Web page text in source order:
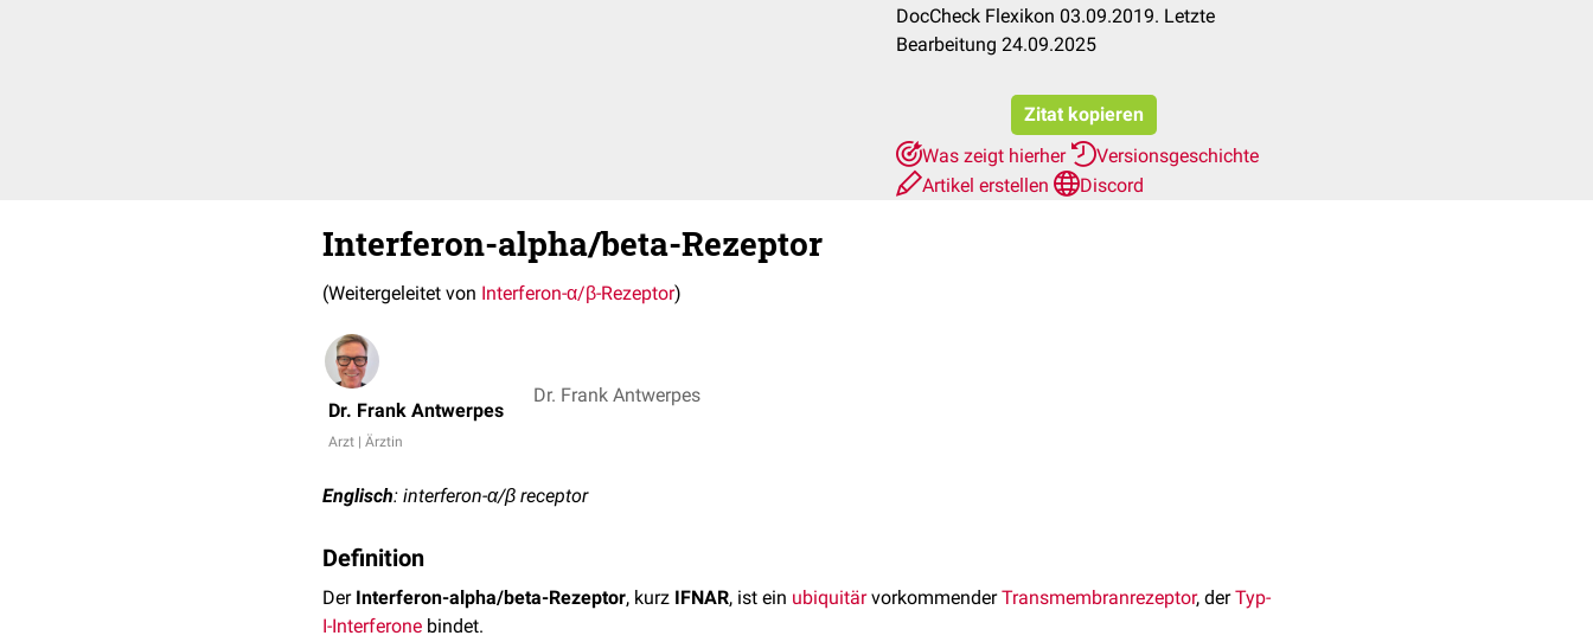
DocCheck Flexikon 03.09.2019. Letzte
Bearbeitung 24.09.2025
Zitat kopieren
Was zeigt hierher
Versionsgeschichte
Artikel erstellen
Discord
Interferon-alpha/beta-Rezeptor
(Weitergeleitet von Interferon-α/β-Rezeptor)
Dr. Frank Antwerpes
Arzt | Ärztin
Dr. Frank Antwerpes
Englisch: interferon-α/β receptor
Definition
Der Interferon-alpha/beta-Rezeptor, kurz IFNAR, ist ein ubiquitärvorkommenderTransmembranrezeptor, derTyp-
I-Interferone bindet.